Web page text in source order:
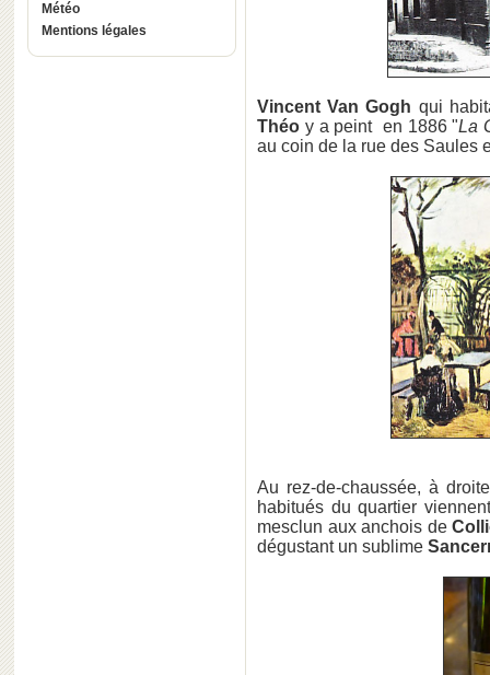
Météo
Mentions légales
Vincent Van Gogh qui
Théo y a peint en 1886 "La
au coin de la rue des Saules
Au rez-de-chaussée, à
habitués du quartier
mesclun aux anchois de
dégustant un sublime